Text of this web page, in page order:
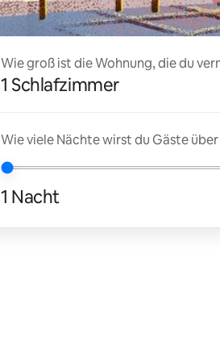
Wie groß ist die Wohnung, die du
1 Schlafzimmer
Wie viele Nächte wirst du Gäste
1 Nacht